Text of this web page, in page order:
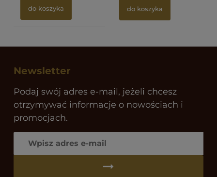
do koszyka do koszyka
Newsletter
Podaj swój adres e-mail, jeżeli chcesz
otrzymywać informacje o nowościach i
promocjach.